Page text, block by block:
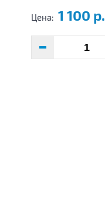
Цена: 1 100 р.